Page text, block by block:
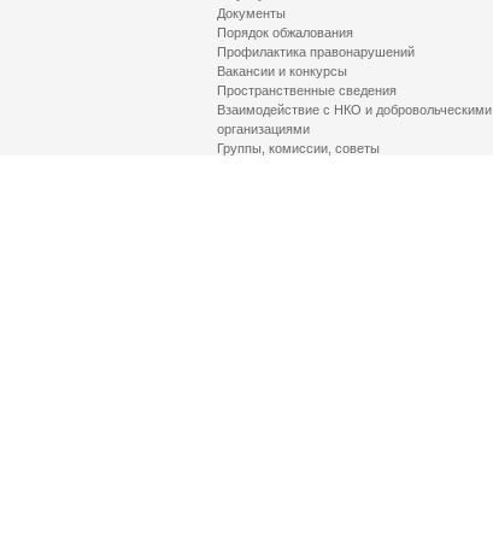
Документы
Порядок обжалования
Профилактика правонарушений
Вакансии и конкурсы
Пространственные сведения
Взаимодействие с НКО и добровольческими
организациями
Группы, комиссии, советы